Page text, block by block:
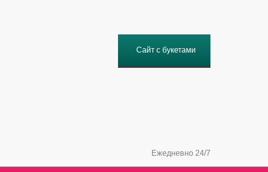
Сайт с букетами
Ежедневно 24/7